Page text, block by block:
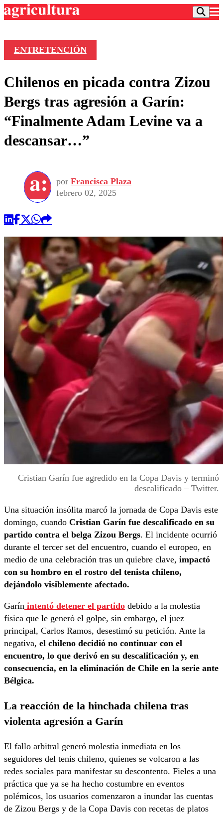
Frecuencias
Agricultura TV
Deportes
Colo Colo
Motor
Torneo Internacional
Torneo Nacional
Entretención
Noticias
Internacional
Nacional
Vida Social
Programas
Comercial
ENTRETENCIÓN
Chilenos en picada contra Zizou
Bergs tras agresión a Garín:
“Finalmente Adam Levine va a
descansar…”
por Francisca Plaza
febrero 02, 2025
Cristian Garín fue agredido en la Copa Davis y terminó
descalificado – Twitter.
Una situación insólita marcó la jornada de Copa Davis este
domingo, cuando Cristian Garín fue descalificado en su
partido contra el belga Zizou Bergs. El incidente ocurrió
durante el tercer set del encuentro, cuando el europeo, en
medio de una celebración tras un quiebre clave, impactó
con su hombro en el rostro del tenista chileno,
dejándolo visiblemente afectado.
Garín intentó detener el partido debido a la molestia
física que le generó el golpe, sin embargo, el juez
principal, Carlos Ramos, desestimó su petición. Ante la
negativa, el chileno decidió no continuar con el
encuentro, lo que derivó en su descalificación y, en
consecuencia, en la eliminación de Chile en la serie ante
Bélgica.
La reacción de la hinchada chilena tras
violenta agresión a Garín
El fallo arbitral generó molestia inmediata en los
seguidores del tenis chileno, quienes se volcaron a las
redes sociales para manifestar su descontento. Fieles a una
práctica que ya se ha hecho costumbre en eventos
polémicos, los usuarios comenzaron a inundar las cuentas
de Zizou Bergs y de la Copa Davis con recetas de platos